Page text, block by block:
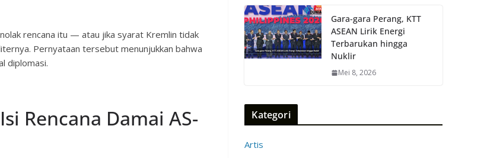
rencana itu — atau jika syarat Kremlin tidak
Pernyataan tersebut menunjukkan bahwa
diplomasi.
Rencana Damai AS-
Gara-gara Perang, KTT
ASEAN Lirik Energi
Terbarukan hingga
Nuklir
Mei 8, 2026
Kategori
Artis